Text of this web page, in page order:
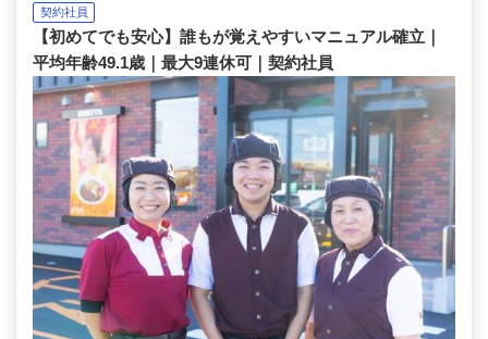
契約社員
【初めてでも安心】誰もが覚えやすいマニュアル確立｜
平均年齢49.1歳｜最大9連休可｜契約社員